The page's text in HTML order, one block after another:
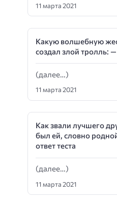
11 марта 2021
Какую волшебную
создал злой тролль: —
(далее…)
11 марта 2021
Как звали лучшего
был ей, словно
ответ теста
(далее…)
11 марта 2021